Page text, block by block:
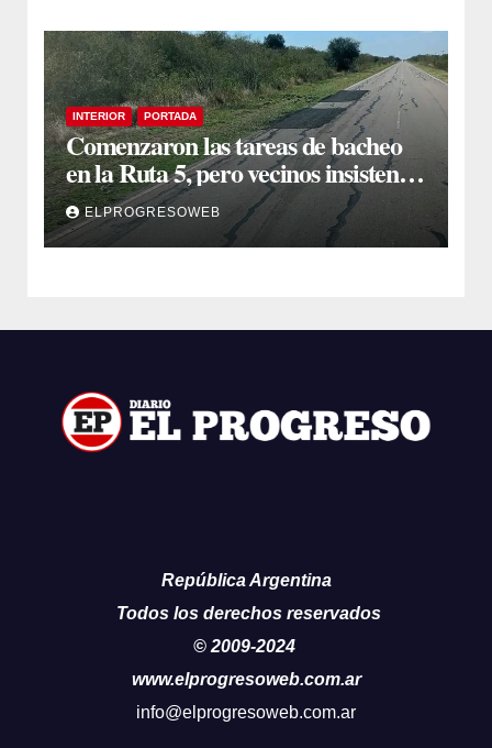
INTERIOR PORTADA
Comenzaron las tareas de bacheo
en la Ruta 5, pero vecinos insisten
en un reclamo integral
ELPROGRESOWEB
República Argentina
Todos los derechos reservados
© 2009-2024
www.elprogresoweb.com.ar
info@elprogresoweb.com.ar